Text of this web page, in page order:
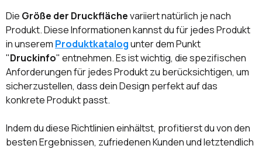
Die Größe der Druckflächevariiert natürlich je nach
Produkt. Diese Informationen kannst du für jedes Produkt
in unserem Produktkatalogunter dem Punkt
"Druckinfo" entnehmen. Es ist wichtig, die spezifischen
Anforderungen für jedes Produkt zu berücksichtigen, um
sicherzustellen, dass dein Design perfekt auf das
konkrete Produkt passt.
Indem du diese Richtlinien einhältst, profitierst du von den
besten Ergebnissen, zufriedenen Kunden und letztendlich